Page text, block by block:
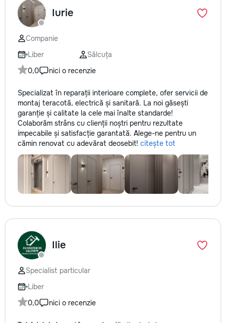
Iurie
Companie
Liber
Sălcuța
0,0
nici o recenzie
Specializat în reparații interioare complete, ofer servicii de
montaj teracotă, electrică și sanitară. La noi găsești
garanție și calitate la cele mai înalte standarde!
Colaborăm strâns cu clienții noștri pentru rezultate
impecabile și satisfacție garantată. Alege-ne pentru un
cămin renovat cu adevărat deosebit! citește tot
Ilie
Specialist particular
Liber
0,0
nici o recenzie